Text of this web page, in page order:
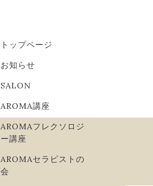
トップページ
お知らせ
SALON
AROMA講座
AROMAフレクソロジ
ー講座
AROMAセラピストの
会